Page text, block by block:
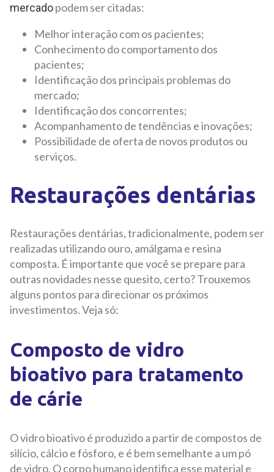
mercadopodem ser citadas:
Melhor interação com os pacientes;
Conhecimento do comportamento dos
pacientes;
Identificação dos principais problemas do
mercado;
Identificação dos concorrentes;
Acompanhamento de tendências e inovações;
Possibilidade de oferta de novos produtos ou
serviços.
Restaurações dentárias
Restaurações dentárias, tradicionalmente, podem ser
realizadas utilizando ouro, amálgama e resina
composta. É importante que você se prepare para
outras novidades nesse quesito, certo? Trouxemos
alguns pontos para direcionar os próximos
investimentos. Veja só:
Composto de vidro
bioativo para tratamento
de cárie
O vidro bioativo é produzido a partir de compostos de
silício, cálcio e fósforo, e é bem semelhante a um pó
de vidro. O corpo humano identifica esse material e